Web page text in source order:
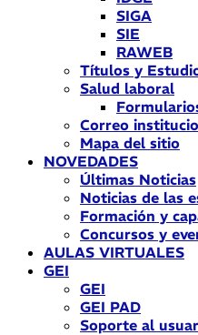
SIGA
SIE
RAWEB
Títulos y
Salud laboral
Correo
Mapa del sitio
NOVEDADES
Últimas Noticias
Noticias de las
Formación y
Concursos y
AULAS VIRTUALES
GEI
GEI
GEI PAD
Soporte al